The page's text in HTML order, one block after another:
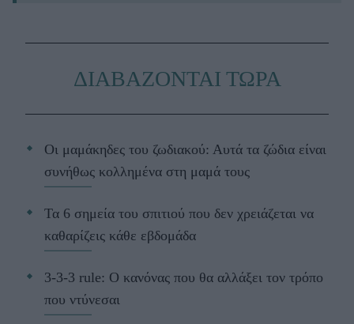
ΔΙΑΒΑΖΟΝΤΑΙ ΤΩΡΑ
Οι μαμάκηδες του ζωδιακού: Αυτά τα ζώδια είναι
συνήθως κολλημένα στη μαμά τους
Τα 6 σημεία του σπιτιού που δεν χρειάζεται να
καθαρίζεις κάθε εβδομάδα
3-3-3 rule: Ο κανόνας που θα αλλάξει τον τρόπο
που ντύνεσαι